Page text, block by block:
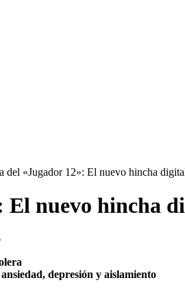
del «Jugador 12»: El nuevo hincha
El nuevo hincha
depresión y aislamiento